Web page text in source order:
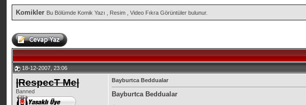
Komikler Bu Bölümde Komik Yazı , Resim , Video Fıkra Görüntüler bulunur.
18-12-2007, 23:06
|RespecT Me|
Banned
Bayburtca Beddualar
Bayburtca Beddualar